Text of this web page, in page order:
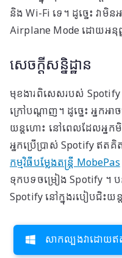
និង Wi-Fi ទេ។ ដូច្នេះ វាមិន
Airplane Mode ដោយអនុញ្
សេចក្តីសន្និដ្ឋាន
មុខងារពិសេសរបស់ Spotify អ
ក្រៅបណ្តាញ។ ដូច្នេះ អ្នកអ
យន្តហោះ នៅពេលដែលអ្នក
អ្នកប្រើប្រាស់ Spotify ឥតគិ
កម្មវិធីបម្លែងតន្ត្រី MobePas
ទុកបទចម្រៀង Spotify ។ ប
Spotify នៅក្នុងរបៀបជិះយ
សាកល្បងវាដោយឥ